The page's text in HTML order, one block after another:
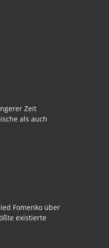
Zeit
als auch
Fomenko über
existierte